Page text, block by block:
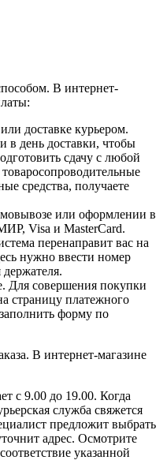
В интернет-
доставке курьером.
в день доставки, чтобы
сдачу с любой
средства, получаете
или оформлении в
Visa и MasterCard.
перенаправит вас на
нужно ввести номер
Для совершения покупки
страницу платежного
форму по
В интернет-магазине
с 9.00 до 19.00. Когда
служба свяжется
предложит выбрать
адрес. Осмотрите
указанной